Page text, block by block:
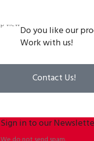
Do you like our
Work with us!
Contact Us!
Sign in to our